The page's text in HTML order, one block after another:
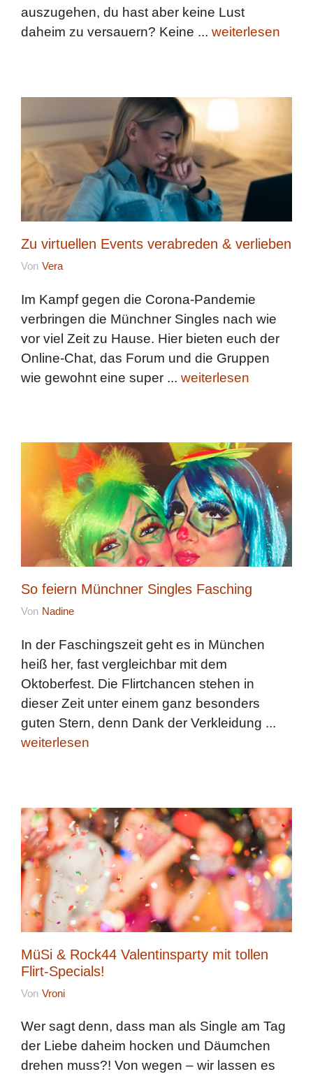
auszugehen, du hast aber keine Lust
daheim zu versauern? Keine ... weiterlesen
Zu virtuellen Events verabreden & verlieben
Von Vera
Im Kampf gegen die Corona-Pandemie
verbringen die Münchner Singles nach wie
vor viel Zeit zu Hause. Hier bieten euch der
Online-Chat, das Forum und die Gruppen
wie gewohnt eine super ... weiterlesen
So feiern Münchner Singles Fasching
Von Nadine
In der Faschingszeit geht es in München
heiß her, fast vergleichbar mit dem
Oktoberfest. Die Flirtchancen stehen in
dieser Zeit unter einem ganz besonders
guten Stern, denn Dank der Verkleidung ...
weiterlesen
MüSi & Rock44 Valentinsparty mit tollen
Flirt-Specials!
Von Vroni
Wer sagt denn, dass man als Single am Tag
der Liebe daheim hocken und Däumchen
drehen muss?! Von wegen – wir lassen es